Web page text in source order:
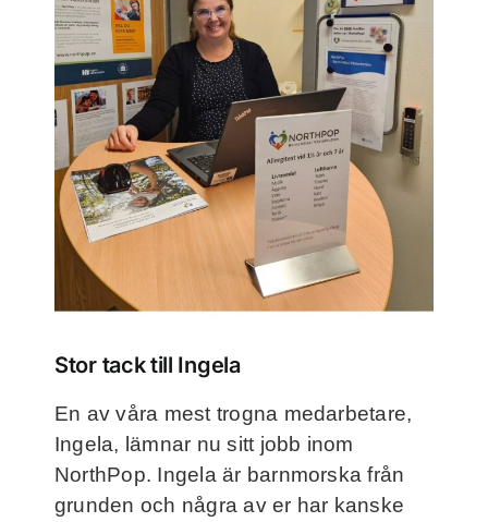
Frågor och svar
För deltagare
NorthMom
Stor tack till Ingela
En av våra mest trogna medarbetare,
Ingela, lämnar nu sitt jobb inom
NorthPop. Ingela är barnmorska från
grunden och några av er har kanske